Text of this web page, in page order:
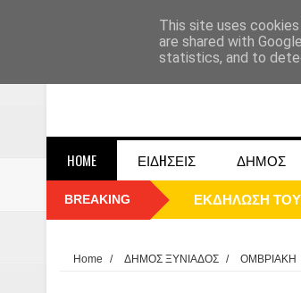
HOME ΕΙΔHΣΕΙΣ ΔΗΜΟΣ
BREAKING ΕΚΔΗΛΩΣΗ
ΠΑΡΕ΄ΛΑΣΗ
Home / ΔΗΜΟΣ ΞΥΝΙΑΔΟΣ / ΟΜΒΡΙΑΚΗ
This site uses
are shared with
statistics, and to